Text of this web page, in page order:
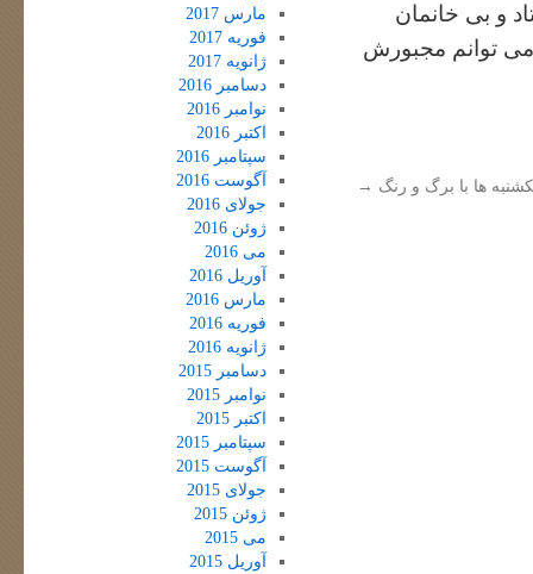
و بی خانمان
توانم مجبورش
ها با برگ و رنگ →
مارس 2017
فوریه 2017
ژانویه 2017
دسامبر 2016
نوامبر 2016
اکتبر 2016
سپتامبر 2016
آگوست 2016
جولای 2016
ژوئن 2016
می 2016
آوریل 2016
مارس 2016
فوریه 2016
ژانویه 2016
دسامبر 2015
نوامبر 2015
اکتبر 2015
سپتامبر 2015
آگوست 2015
جولای 2015
ژوئن 2015
می 2015
آوریل 2015